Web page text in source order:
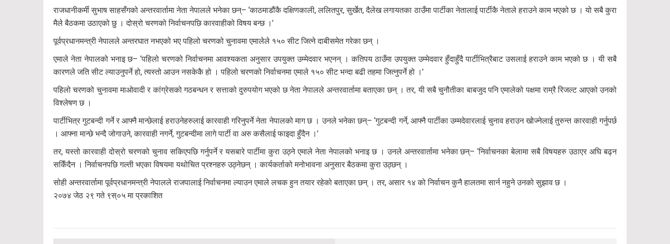
राजधानीकर्मी सुभाष साहसँगको अन्तरवार्तामा नेता नेपालले भनेका छन्– ‘काठमाडौंकै दक्षिणकाली, ललितपुर, सुर्खेत, दैलेख लगायतका ठाउँमा पार्टीका नेतालाई पार्टीकै नेताले हराउने काम भएको छ । यो सबै कुरा
मैले बैठकमा उठाएको छु । दोस्रो चरणको निर्वाचनपछि कारवाहीको विषय बन्छ ।’
पूर्वप्रधानमन्त्री नेपालले अन्तरघात नभएको भए पहिलो चरणको चुनावमा एमालेले १५० सीट जित्ने दाबीसमेत गरेका छन् ।
एमाले नेता नेपालको भनाइ छ– ‘पहिलो चरणको निर्वाचनमा आवश्यकता अनुसार उपयुक्त उम्मेदवार भएनन् । कतिपय ठाउँमा उपयुक्त उम्मेदवार हुँदाहुँदै पार्टीभित्रैबाट उसलाई हराउने काम भएको छ । यी सबै
कारणले जति सीट ल्याउनुपर्ने हो, त्यस्तो आउन नसकेकै हो । पहिलो चरणको निर्वाचनमा एमाले १५० सीट भन्दा बढी तहमा जित्नुपर्ने हो ।’
पहिलो चरणको चुनावमा माओवादी र कांग्रेसको गठबन्धन र सत्ताको दुरुपयोग भएको छ नेता नेपालले अन्तरवार्तामा बताएका छन् । तर, यी सबै चुनौतीका बाबजुद पनि एमालेको पक्षमा राम्रै रिजल्ट आएको उनको
विश्लेषण छ ।
पार्टीभित्र गुटबन्दी गर्ने र आफ्नै मान्छेलाई हराउनेहरुलाई कारवाही गरिनुपर्ने नेता नेपालको माग छ । उनले भनेका छन्– ‘गुटबन्दी गर्ने, आफ्नै पार्टीका उम्मदेवारलाई चुनाव हराउन खोज्नेलाई तुरुन्त कारवाही गर्नुपर्छ
। आफ्ना मान्छे भन्दै जोगाउने, कारवाही नगर्ने, गुटबन्दीमा लागे पार्टी वा अरु कसैलाई फाइदा हुँदैन ।’
तर, यस्तो कारवाही दोस्रो चरणको चुनाव सकिएपछि गर्नुपर्ने र यसबारे पार्टीमा कुरा उठ्ने एमाले नेता नेपालको भनाइ छ । उनले अन्तरवार्तामा भनेका छन्– ‘निर्वाचनका बेलामा सबै विषयहरु उठाएर अघि बढ्न
सकिँदैन । निर्वाचनपछि गल्ती भएका विषयमा यथोचित प्रश्नहरु उठ्नेछन् । कार्यकर्ताको मनोभावना अनुसार बैठकमा कुरा उठ्छन् ।
सोही अन्तरवार्तामा पूर्वप्रधानमन्त्री नेपालले राजपालाई निर्वाचनमा ल्याउन एमाले लचक हुन तयार रहेको बताएका छन् । तर, असार १४ को निर्वाचन कुनै हालतमा सार्न नहुने उनको सुझाव छ ।
२०७४ जेठ २९ गते ९स्०५ मा प्रकाशित